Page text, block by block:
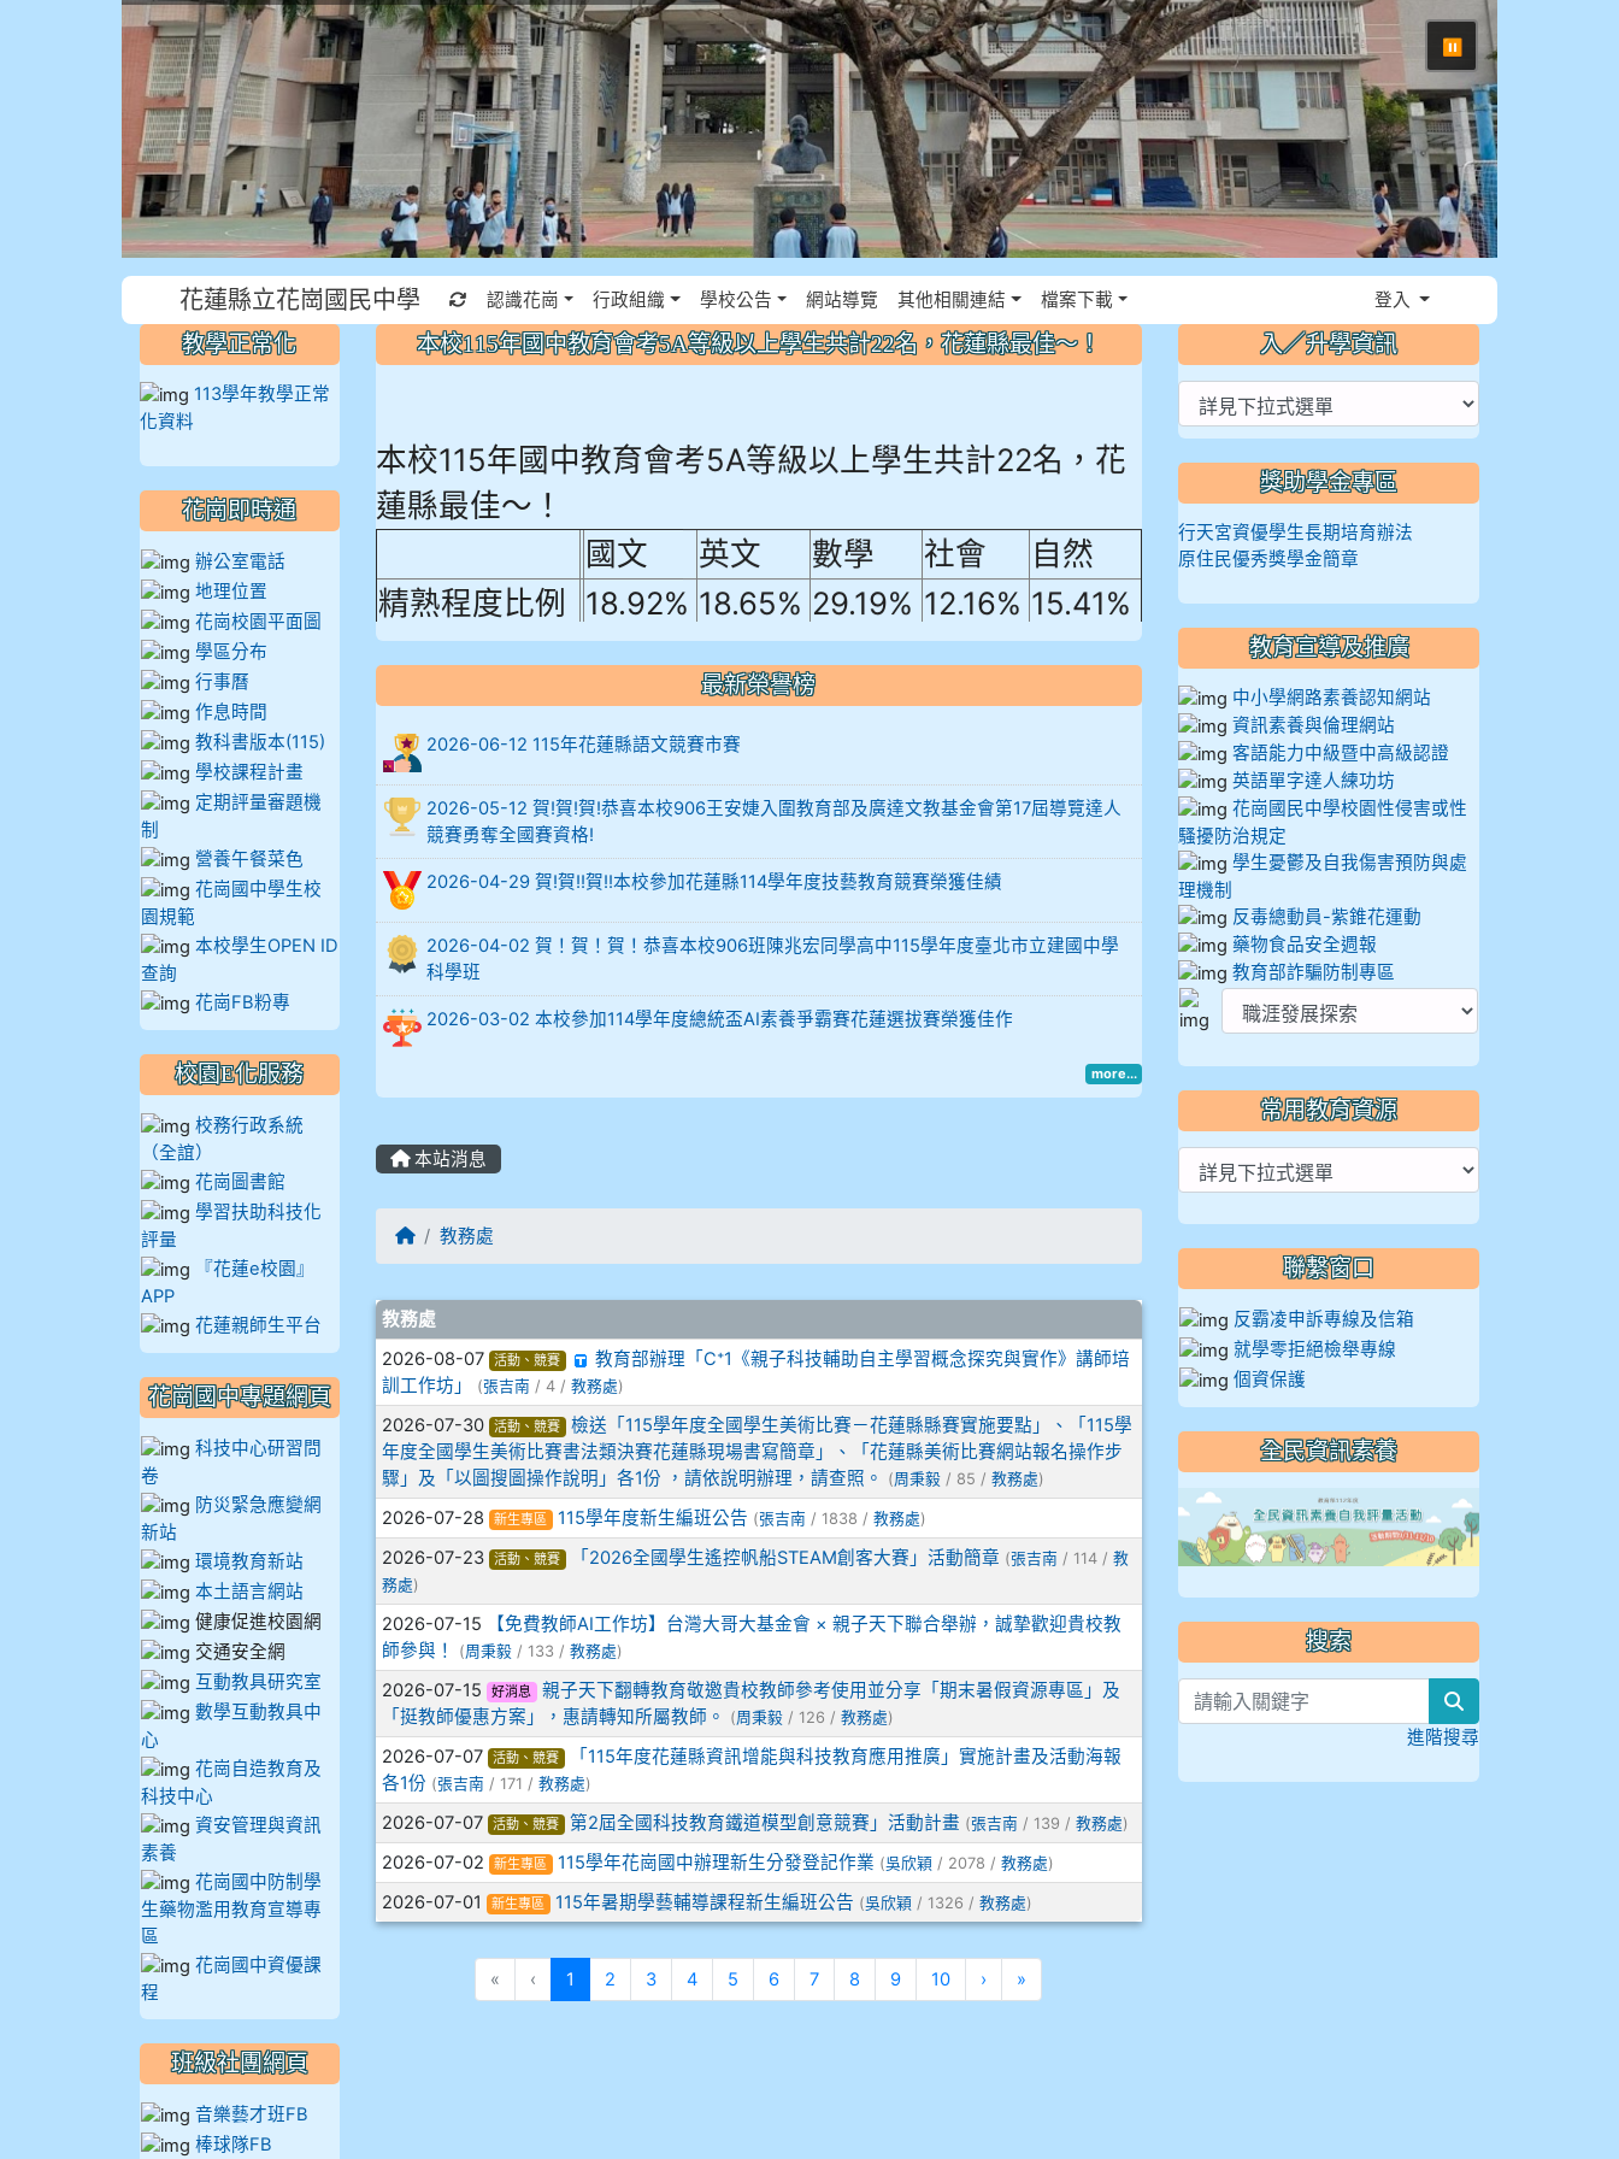
⏸
花蓮縣立花崗國民中學 重新取得佈景設定
認識花崗 行政組織 學校公告 網站導覽 其他相關連結 檔案下載 登入
本校115年國中教育會考5A等級以上學生共計22名，花蓮縣最佳～！
本校115年國中教育會考5A等級以上學生共計22名，花
蓮縣最佳～！
國文
英文 數學 社會
自然
精熟程度比例 18.92% 18.65% 29.19% 12.16% 15.41%
906陳兆宏 5A10+ 作文5
914謝佩臻 5A10+
902蘇奕愷
903陳品帆
904彭子庭
905蔣昇和
905周沛蓉
905鄭瑀安
906江彥臻
907張晏寧
909林柏翰
909林玉楓
909林朝智
910謝尚橙
910呂芃澔
910溫婕伶
911王祉傑
911張 婷
912彭子宸
914王苡澄
最新榮譽榜
2026-06-12 115年花蓮縣語文競賽市賽
2026-05-12 賀!賀!賀!恭喜本校906王安婕入圍教育部及廣達文教基金會第17屆導覽達人
競賽勇奪全國賽資格!
2026-04-29 賀!賀!!賀!!本校參加花蓮縣114學年度技藝教育競賽榮獲佳績
2026-04-02 賀！賀！賀！恭喜本校906班陳兆宏同學高中115學年度臺北市立建國中學
科學班
2026-03-02 本校參加114學年度總統盃AI素養爭霸賽花蓮選拔賽榮獲佳作
more...
本站消息
回首頁教務處
文章列表
教務處
2026-08-07 活動、競賽
教育部辦理「C⁺1《親子科技輔助自主學習概念探究與實作》講師培
訓工作坊」
(張吉南 / 4 / 教務處)
2026-07-30 活動、競賽
檢送「115學年度全國學生美術比賽－花蓮縣縣賽實施要點」、「115學
年度全國學生美術比賽書法類決賽花蓮縣現場書寫簡章」、「花蓮縣美術比賽網站報名操作步
驟」及「以圖搜圖操作說明」各1份 ，請依說明辦理，請查照。
(周秉毅/ 85 / 教務處)
2026-07-28 新生專區 115學年度新生編班公告 (張吉南 / 1838 / 教務處)
2026-07-23 活動、競賽 「2026全國學生遙控帆船STEAM創客大賽」活動簡章 (張吉南 / 114 / 教
務處)
2026-07-15
【免費教師AI工作坊】台灣大哥大基金會 × 親子天下聯合舉辦，誠摯歡迎貴校教
師參與！
(周秉毅/ 133 / 教務處)
2026-07-15 好消息
親子天下翻轉教育敬邀貴校教師參考使用並分享「期末暑假資源專區」及
「挺教師優惠方案」，惠請轉知所屬教師。
(周秉毅/ 126 / 教務處)
2026-07-07 活動、競賽
「115年度花蓮縣資訊增能與科技教育應用推廣」實施計畫及活動海報
各1份 (張吉南 / 171 / 教務處)
2026-07-07 活動、競賽 第2屆全國科技教育鐵道模型創意競賽」活動計畫 (張吉南 / 139 / 教務處)
2026-07-02 新生專區 115學年花崗國中辦理新生分發登記作業 (吳欣穎/ 2078 / 教務處)
2026-07-01 新生專區 115年暑期學藝輔導課程新生編班公告 (吳欣穎/ 1326 / 教務處)
« ‹ 1 (目前頁次)
2 3 4 5 6 7 8 9 10 › 下一頁
»
教學正常化
113學年教學正常
化資料
花崗即時通
辦公室電話
地理位置
花崗校園平面圖
學區分布
行事曆
作息時間
教科書版本(115)
學校課程計畫
定期評量審題機
制
營養午餐菜色
花崗國中學生校
園規範
本校學生OPEN ID
查詢
花崗FB粉專
校園E化服務
校務行政系統
（全誼）
花崗圖書館
學習扶助科技化
評量
『花蓮e校園』
APP
花蓮親師生平台
花崗國中專題網頁
科技中心研習問
卷
防災緊急應變網
新站
環境教育新站
本土語言網站
健康促進校園網
交通安全網
互動教具研究室
數學互動教具中
心
花崗自造教育及
科技中心
資安管理與資訊
素養
花崗國中防制學
生藥物濫用教育宣導專
區
花崗國中資優課
程
班級社團網頁
音樂藝才班FB
棒球隊FB
入／升學資訊
獎助學金專區
行天宮資優學生長期培育辦法
原住民優秀獎學金簡章
教育宣導及推廣
中小學網路素養認知網站
資訊素養與倫理網站
客語能力中級暨中高級認證
英語單字達人練功坊
花崗國民中學校園性侵害或性
騷擾防治規定
學生憂鬱及自我傷害預防與處
理機制
反毒總動員-紫錐花運動
藥物食品安全週報
教育部詐騙防制專區
常用教育資源
聯繫窗口
反霸凌申訴專線及信箱
就學零拒絕檢舉專線
個資保護
全民資訊素養
搜索
進階搜尋